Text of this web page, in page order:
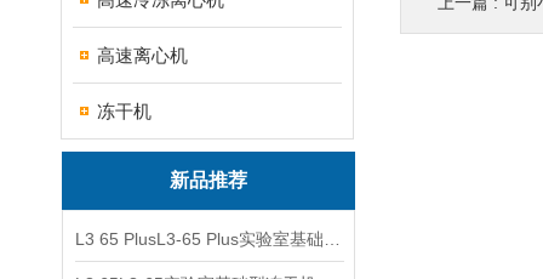
高速离心机
冻干机
新品推荐